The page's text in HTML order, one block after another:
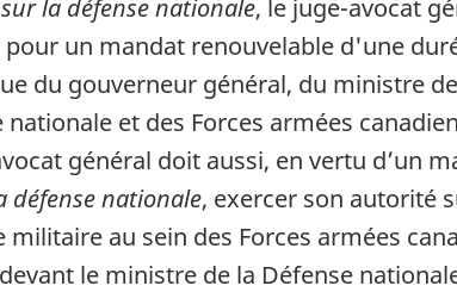
la défense nationale, le juge-avocat
un mandat renouvelable d'une
du gouverneur général, du ministre
et des Forces armées
général doit aussi, en vertu d’un
défense nationale, exercer son autorité
au sein des Forces armées
le ministre de la Défense